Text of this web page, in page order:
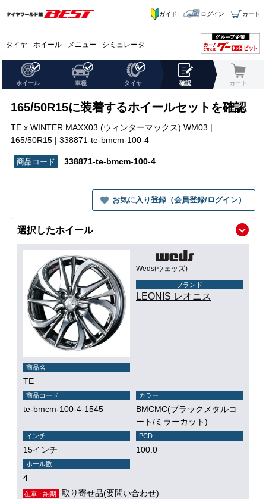
タイヤ ホイール メニュー シミュレータ
ガイド ログイン カート
ホイール 車種 タイヤ 確認 カート
165/50R15に装着するホイールセットを確認
TE x WINTER MAXX03 (ウィンターマックス) WM03 |
165/50R15 | 338871-te-bmcm-100-4
338871-te-bmcm-100-4
お気に入り登録（会員登録/ログイン）
選択したホイール
Weds(ウェッズ)
ブランド
LEONIS レオニス
商品名
TE
商品コード
te-bmcm-100-4-1545
カラー
BMCMC(ブラックメタルコ
ート/ミラーカット)
インチ
15インチ
PCD
100.0
ホール数
4
在庫・納期 取り寄せ品(要問い合わせ)